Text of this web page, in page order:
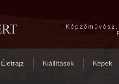
Életrajz Kiállítások Képek